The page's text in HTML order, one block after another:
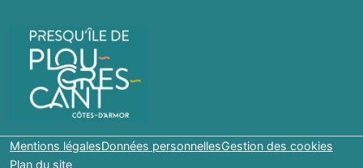
Mentions légalesDonnées personnellesGestion des cookies
Plan du site